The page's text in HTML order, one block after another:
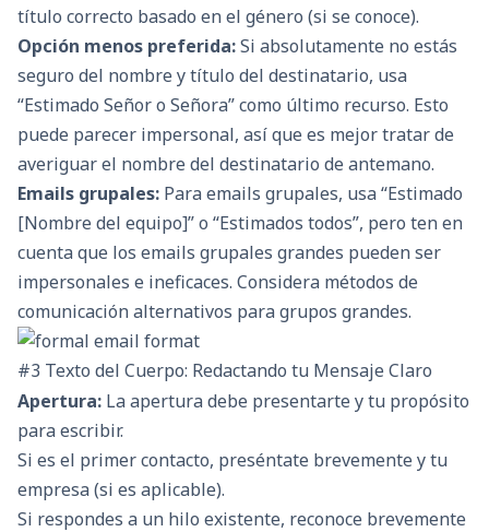
título correcto basado en el género (si se conoce).
Opción menos preferida:Si absolutamente no estás
seguro del nombre y título del destinatario, usa
“Estimado Señor o Señora” como último recurso. Esto
puede parecer impersonal, así que es mejor tratar de
averiguar el nombre del destinatario de antemano.
Emails grupales: Para emails grupales, usa “Estimado
[Nombre del equipo]” o “Estimados todos”, pero ten en
cuenta que los emails grupales grandes pueden ser
impersonales e ineficaces. Considera métodos de
comunicación alternativos para grupos grandes.
#3 Texto del Cuerpo: Redactando tu Mensaje Claro
Apertura: La apertura debe presentarte y tu propósito
para escribir.
Si es el primer contacto, preséntate brevemente y tu
empresa (si es aplicable).
Si respondes a un hilo existente, reconoce brevemente